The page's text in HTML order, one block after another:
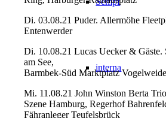
interna
Di. 03.08.21 Puder. Allermöhe
Entenwerder
Di. 10.08.21 Lucas Uecker & Gäste.
am See,
Barmbek-Süd Marktplatz Vogelweide
Mi. 11.08.21 John Winston Berta
Szene Hamburg, Regerhof
Fähranleger Teufelsbrück